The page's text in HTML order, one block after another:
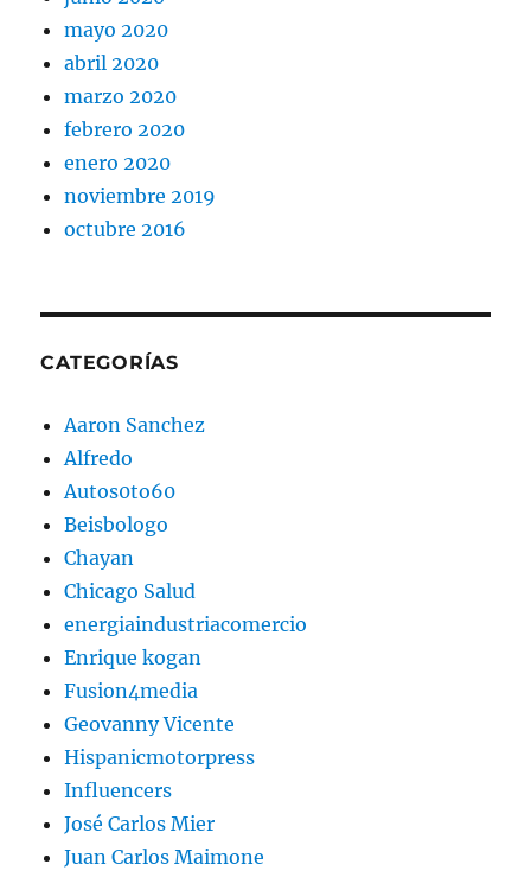
mayo 2020
abril 2020
marzo 2020
febrero 2020
enero 2020
noviembre 2019
octubre 2016
CATEGORÍAS
Aaron Sanchez
Alfredo
Autos0to60
Beisbologo
Chayan
Chicago Salud
energiaindustriacomercio
Enrique kogan
Fusion4media
Geovanny Vicente
Hispanicmotorpress
Influencers
José Carlos Mier
Juan Carlos Maimone